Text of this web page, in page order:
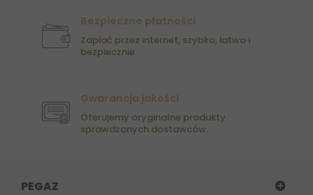
Bezpieczne płatności
Zapłać przez internet, szybko, łatwo i
bezpiecznie
Gwarancja jakości
Oferujemy oryginalne produkty
sprawdzonych dostawców.
PEGAZ